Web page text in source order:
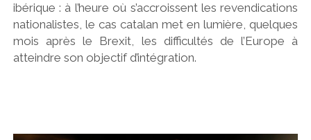
ibérique : à l’heure où s’accroissent les revendications
nationalistes, le cas catalan met en lumière, quelques
mois après le Brexit, les difficultés de l’Europe à
atteindre son objectif d’intégration.